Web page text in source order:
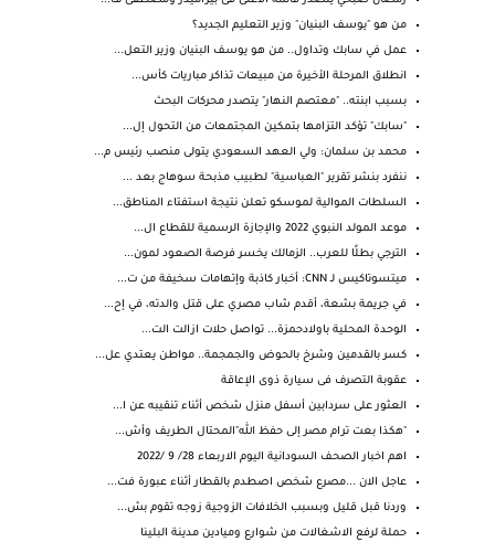
من هو "يوسف البنيان" وزير التعليم الجديد؟
عمل في سابك وتداول.. من هو يوسف البنيان وزير التعل...
انطلاق المرحلة الأخيرة من مبيعات تذاكر مباريات كأس...
بسبب ابنته.. "معتصم النهار" يتصدر محركات البحث
"سابك" تؤكد التزامها بتمكين المجتمعات من التحول إل...
محمد بن سلمان: ولي العهد السعودي يتولى منصب رئيس م...
ننفرد بنشر تقرير "العباسية" لطبيب مذبحة سوهاج بعد ...
السلطات الموالية لموسكو تعلن نتيجة استفتاء المناطق...
موعد المولد النبوي 2022 والإجازة الرسمية للقطاع ال...
الترجي بطلًا للعرب.. الزمالك يخسر فرصة الصعود لمون...
ميتسوتاكيس لـ CNN: أخبار كاذبة وإتهامات سخيفة من ت...
في جريمة بشعة، أقدم شاب مصري على قتل والدته، في إح...
الوحدة المحلية باولادحمزة... تواصل حلات ازالت الت...
كسر بالقدمين وشرخ بالحوض والجمجمة.. مواطن يعتدي عل...
عقوبة التصرف فى سيارة ذوى الإعاقة
العثور على سردابين أسفل منزل شخص أثناء تنقيبه عن ا...
"هكذا بعت ترام مصر إلى حفظ الله"المحتال الطريف وأش...
اهم اخبار الصحف السودانية اليوم الاربعاء 28/ 9 /2022
عاجل الان ...مصرع شخص اصطدم بالقطار أثناء عبورة فت...
وردنا قبل قليل وبسبب الخلافات الزوجية زوجه تقوم بش...
حملة لرفع الاشغالات من شوارع وميادين مدينة البلينا